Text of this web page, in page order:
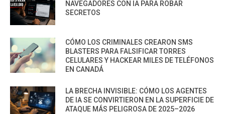
NAVEGADORES CON IA PARA ROBAR
SECRETOS
CÓMO LOS CRIMINALES CREARON SMS
BLASTERS PARA FALSIFICAR TORRES
CELULARES Y HACKEAR MILES DE TELÉFONOS
EN CANADÁ
LA BRECHA INVISIBLE: CÓMO LOS AGENTES
DE IA SE CONVIRTIERON EN LA SUPERFICIE DE
ATAQUE MÁS PELIGROSA DE 2025–2026